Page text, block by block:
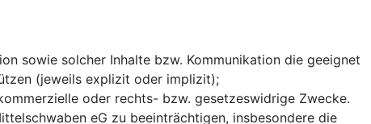
sowie solcher Inhalte bzw. Kommunikation die geeignet
(jeweils explizit oder implizit);
oder rechts- bzw. gesetzeswidrige Zwecke.
eG zu beeinträchtigen, insbesondere die